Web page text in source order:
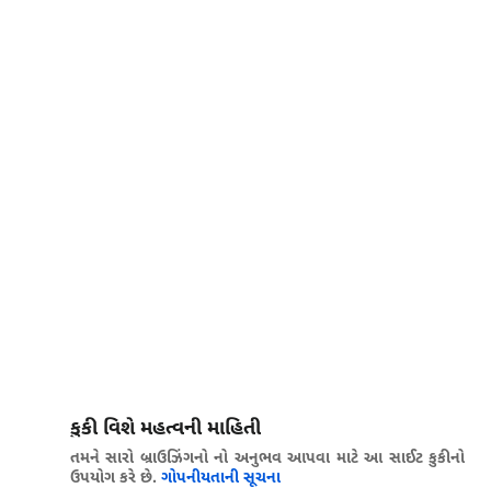
કુકી વિશે મહત્વની માહિતી
તમને સારો બ્રાઉઝિંગનો નો અનુભવ આપવા માટે આ સાઈટ કુકીનો
ઉપયોગ કરે છે. ગોપનીયતાની સૂચના